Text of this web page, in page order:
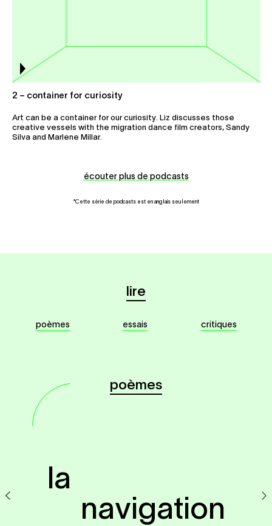
2 – container for curiosity
Art can be a container for our curiosity. Liz discusses those
creative vessels with the migration dance film creators, Sandy
Silva and Marlene Millar.
écouter plus de podcasts
*Cette série de podcasts est en anglais seulement
lire
poèmes essais critiques
poèmes
la navigation
la
     navigation